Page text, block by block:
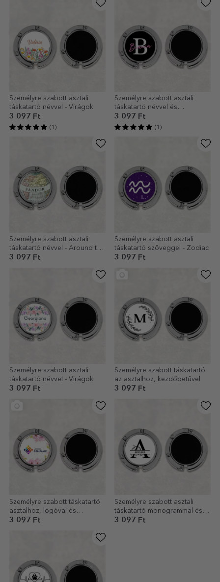
Személyre szabott asztali
táskatartó névvel - Virágok
3 097 Ft
(1)
Személyre szabott asztali
táskatartó névvel és
kezdőbetűvel
3 097 Ft
(1)
Személyre szabott asztali
táskatartó névvel - Around the
world
3 097 Ft
Személyre szabott asztali
táskatartó szöveggel - Zodiac
3 097 Ft
Személyre szabott asztali
táskatartó névvel - Virágok
3 097 Ft
Személyre szabott táskatartó
az asztalhoz, kezdőbetűvel
3 097 Ft
Személyre szabott táskatartó
asztalhoz, logóval és
virágmintával
3 097 Ft
Személyre szabott asztali
táskatartó monogrammal és
névvel
3 097 Ft